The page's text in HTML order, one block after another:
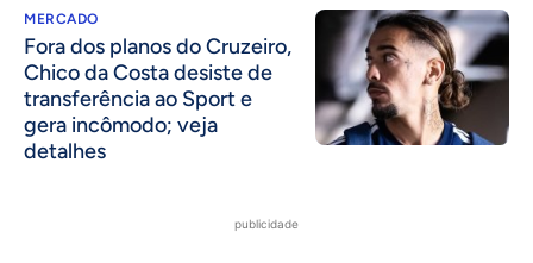
MERCADO
Fora dos planos do Cruzeiro,
Chico da Costa desiste de
transferência ao Sport e
gera incômodo; veja
detalhes
publicidade